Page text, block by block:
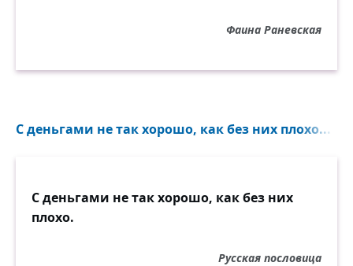
Фаина Раневская
С деньгами не так хорошо, как без них плохо...
С деньгами не так хорошо, как без них
плохо.
Русская пословица